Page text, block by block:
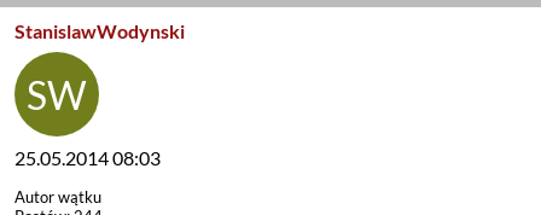
StanislawWodynski
25.05.2014 08:03
Autor wątku